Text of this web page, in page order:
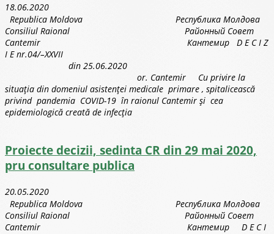
18.06.2020
Republica Moldova Республика Молдова
Consiliul Raional Районный Совет
Cantemir Кантемир D E C I Z
I E nr.04/–XXVII
din 25.06.2020
or. Cantemir Сu privire la
situaţia din domeniul asistenţei medicale primare , spitalicească
privind pandemia COVID-19 în raionul Cantemir și cea
epidemiologică creată de infecția
Proiecte decizii, sedinta CR din 29 mai 2020,
pru consultare publica
20.05.2020
Republica Moldova Республика Молдова
Consiliul Raional Районный Совет
Cantemir Кантемир D E C I